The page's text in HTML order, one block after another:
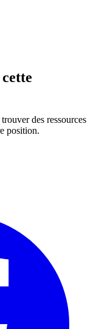
des ressources
position.